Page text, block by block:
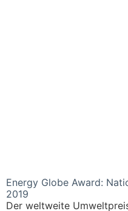
Energy Globe Award:
2019
Der weltweite